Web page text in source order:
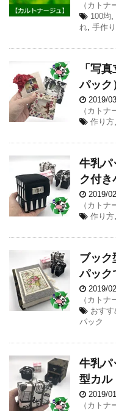
（カトナ
100均,
れ, 手作り
「写
パック
2019/
（カトナ
作り方,
牛乳パ
ク付き
2019/
（カトナ
作り方,
ブック
パック
2019/
（カトナ
おすす
パック
牛乳パ
型カル
2019/
（カトナ